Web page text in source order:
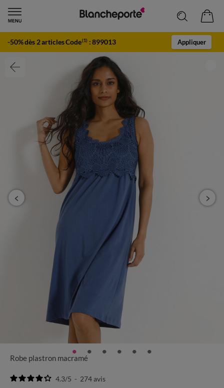
-50% dès 2 articles Code(1) :899013 Appliquer
Robe plastron macramé
4.3/5 - 274avis